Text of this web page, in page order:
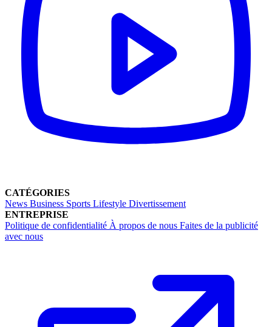
CATÉGORIES
News Business Sports Lifestyle Divertissement
ENTREPRISE
Politique de confidentialité À propos de nous Faites de la publicité
avec nous